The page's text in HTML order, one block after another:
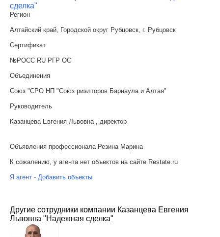
сделка"
Регион
Алтайский край, Городской округ Рубцовск, г. Рубцовск
Сертификат
№РОСС RU РГР ОС
Объединения
Союз "СРО НП "Союз риэлторов Барнаула и Алтая"
Руководитель
Казанцева Евгения Львовна , директор
Объявления профессионала Резина Марина
К сожалению, у агента нет объектов на сайте Restate.ru
Я агент - Добавить объекты
Другие сотрудники компании Казанцева Евгения
Львовна "Надежная сделка"